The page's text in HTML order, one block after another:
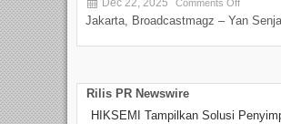
Dec 22, 2025 Comments Off
Jakarta, Broadcastmagz – Yan
Rilis PR Newswire
HIKSEMI Tampilkan Solusi